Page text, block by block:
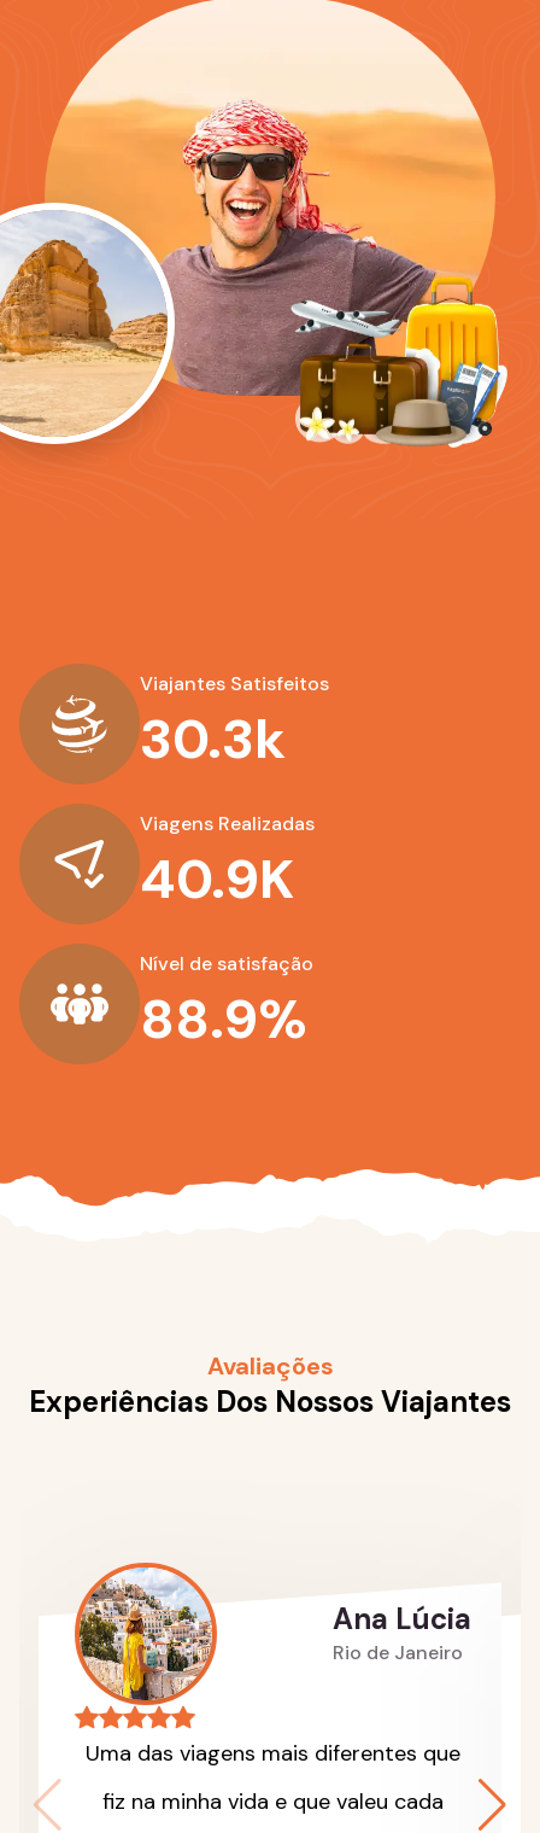
Viajantes Satisfeitos
30.3k
Viagens Realizadas
40.9K
Nível de satisfação
88.9%
Avaliações
Experiências Dos Nossos Viajantes
Ana Lúcia
Rio de Janeiro
Uma das viagens mais diferentes que
fiz na minha vida e que valeu cada